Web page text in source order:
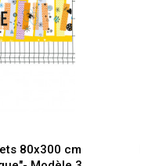
80x300 cm